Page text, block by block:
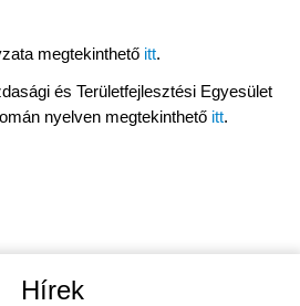
megtekinthető itt.
és Területfejlesztési Egyesület
nyelven megtekinthető itt.
Hírek